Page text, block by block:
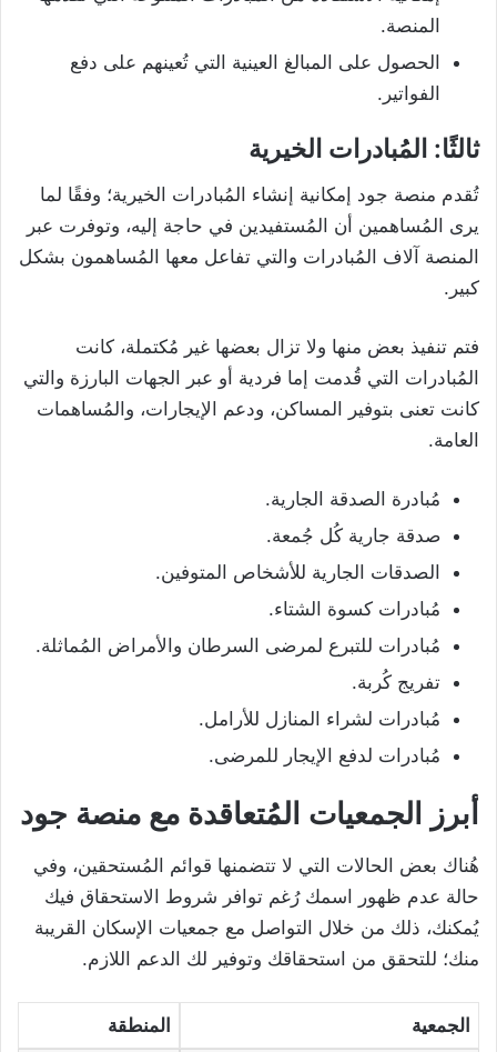
المنصة.
الحصول على المبالغ العينية التي تُعينهم على دفع
الفواتير.
ثالثًا: المُبادرات الخيرية
تُقدم منصة جود إمكانية إنشاء المُبادرات الخيرية؛ وفقًا لما
يرى المُساهمين أن المُستفيدين في حاجة إليه، وتوفرت عبر
المنصة آلاف المُبادرات والتي تفاعل معها المُساهمون بشكل
كبير.
فتم تنفيذ بعض منها ولا تزال بعضها غير مُكتملة، كانت
المُبادرات التي قُدمت إما فردية أو عبر الجهات البارزة والتي
كانت تعنى بتوفير المساكن، ودعم الإيجارات، والمُساهمات
العامة.
مُبادرة الصدقة الجارية.
صدقة جارية كُل جُمعة.
الصدقات الجارية للأشخاص المتوفين.
مُبادرات كسوة الشتاء.
مُبادرات للتبرع لمرضى السرطان والأمراض المُماثلة.
تفريج كُربة.
مُبادرات لشراء المنازل للأرامل.
مُبادرات لدفع الإيجار للمرضى.
أبرز الجمعيات المُتعاقدة مع منصة جود
هُناك بعض الحالات التي لا تتضمنها قوائم المُستحقين، وفي
حالة عدم ظهور اسمك رُغم توافر شروط الاستحقاق فيك
يُمكنك، ذلك من خلال التواصل مع جمعيات الإسكان القريبة
منك؛ للتحقق من استحقاقك وتوفير لك الدعم اللازم.
الجمعية المنطقة